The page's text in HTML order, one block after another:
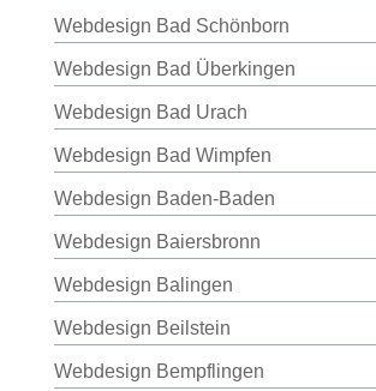
Webdesign Bad Schönborn
Webdesign Bad Überkingen
Webdesign Bad Urach
Webdesign Bad Wimpfen
Webdesign Baden-Baden
Webdesign Baiersbronn
Webdesign Balingen
Webdesign Beilstein
Webdesign Bempflingen